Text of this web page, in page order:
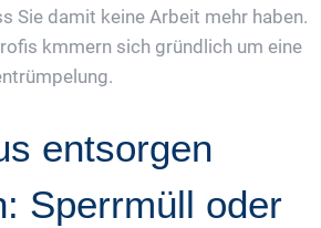
Sie damit keine Arbeit mehr haben.
kmmern sich gründlich um eine
entsorgen
Sperrmüll oder